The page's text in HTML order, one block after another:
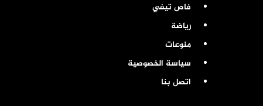
فاص تيفي
رياضة
منوعات
سياسة الخصوصية
اتصل بنا